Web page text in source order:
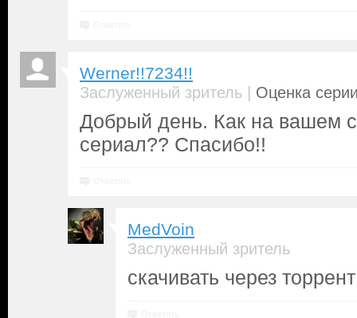
Werner!!7234!!
Заслуженный зритель | Оценка
Добрый день. Как на вашем
сериал?? Спасибо!!
MedVoin
Заслуженный зритель
скачивать через